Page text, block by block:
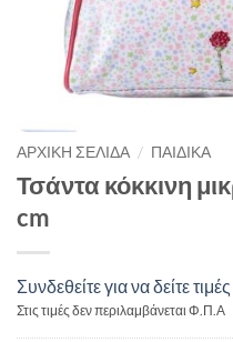
ΑΡΧΙΚΉ ΣΕΛΊΔΑ / ΠΑΙΔΙΚΑ
Τσάντα κόκκινη
cm
Συνδεθείτε για να δείτε τιμές
Στις τιμές δεν περιλαμβάνεται Φ.Π.Α